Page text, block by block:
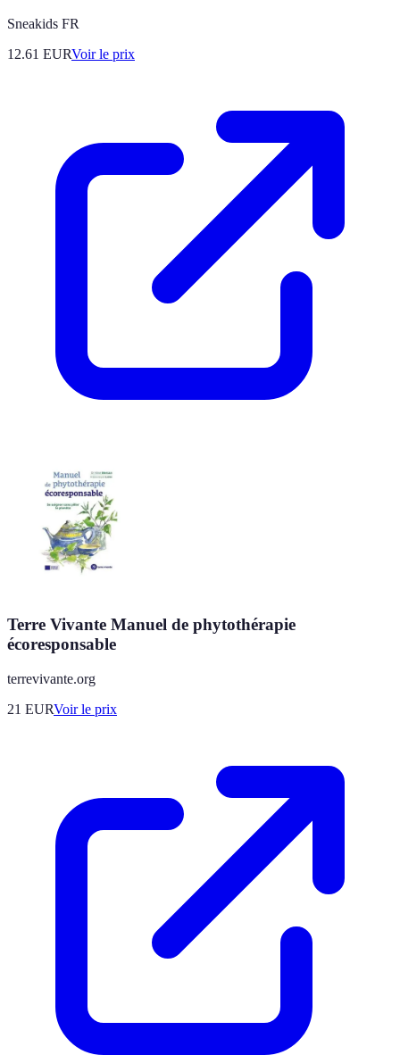
Sneakids FR
12.61 EURVoir le prix
Terre Vivante Manuel de phytothérapie
écoresponsable
terrevivante.org
21 EURVoir le prix